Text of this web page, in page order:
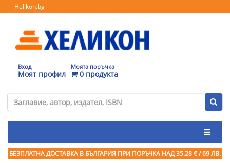
Helikon.bg
Вход
Моят профил
Моята поръчка
0 продукта
БЕЗПЛАТНА ДОСТАВКА В БЪЛГАРИЯ ПРИ ПОРЪЧКА НАД 35.28 € / 69 ЛВ.